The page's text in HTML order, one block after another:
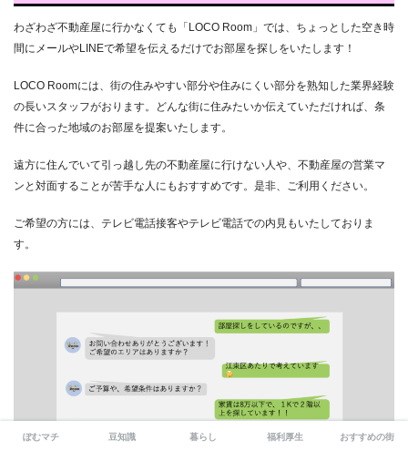
わざわざ不動産屋に行かなくても「LOCO Room」では、ちょっとした空き時
間にメールやLINEで希望を伝えるだけでお部屋を探しをいたします！
LOCO Roomには、街の住みやすい部分や住みにくい部分を熟知した業界経験
の長いスタッフがおります。どんな街に住みたいか伝えていただければ、条
件に合った地域のお部屋を提案いたします。
遠方に住んでいて引っ越し先の不動産屋に行けない人や、不動産屋の営業マ
ンと対面することが苦手な人にもおすすめです。是非、ご利用ください。
ご希望の方には、テレビ電話接客やテレビ電話での内見もいたしておりま
す。
ぽむマチ 豆知識 暮らし 福利厚生 おすすめの街